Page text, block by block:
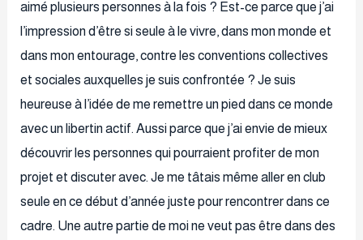
aimé plusieurs personnes à la fois ? Est-ce parce que j’ai
l’impression d’être si seule à le vivre, dans mon monde et
dans mon entourage, contre les conventions collectives
et sociales auxquelles je suis confrontée ? Je suis
heureuse à l’idée de me remettre un pied dans ce monde
avec un libertin actif. Aussi parce que j’ai envie de mieux
découvrir les personnes qui pourraient profiter de mon
projet et discuter avec. Je me tâtais même aller en club
seule en ce début d’année juste pour rencontrer dans ce
cadre. Une autre partie de moi ne veut pas être dans des